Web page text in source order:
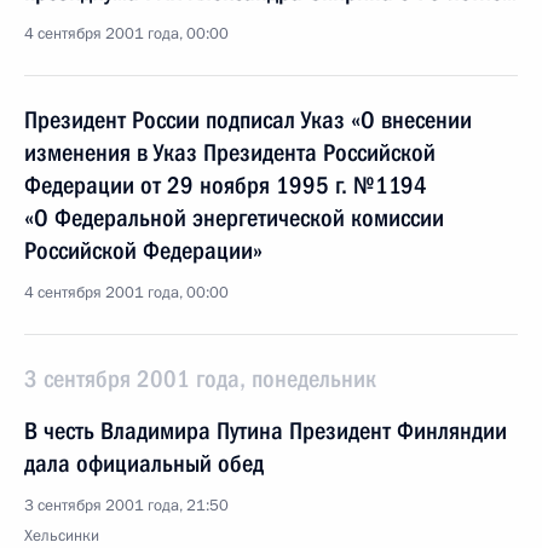
4 сентября 2001 года, 00:00
Президент России подписал Указ «О внесении
изменения в Указ Президента Российской
Федерации от 29 ноября 1995 г. №1194
«О Федеральной энергетической комиссии
Российской Федерации»
4 сентября 2001 года, 00:00
3 сентября 2001 года, понедельник
В честь Владимира Путина Президент Финляндии
дала официальный обед
3 сентября 2001 года, 21:50
Хельсинки